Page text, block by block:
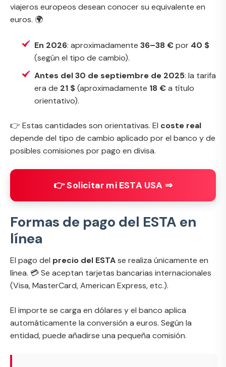
viajeros europeos desean conocer su equivalente en
euros. 🌍
En 2026: aproximadamente 36–38 €por 40 $
(según el tipo de cambio).
Antes del 30 de septiembre de 2025: la tarifa
era de 21 $(aproximadamente 18 €a título
orientativo).
👉 Estas cantidades son orientativas. El coste real
depende del tipo de cambio aplicado por el banco y de
posibles comisiones por pago en divisa.
👉 Solicitar mi ESTA USA ⇒
Formas de pago del ESTA en
línea
El pago del precio del ESTAse realiza únicamente en
línea. 💳 Se aceptan tarjetas bancarias internacionales
(Visa, MasterCard, American Express, etc.).
El importe se carga en dólares y el banco aplica
automáticamente la conversión a euros. Según la
entidad, puede añadirse una pequeña comisión.